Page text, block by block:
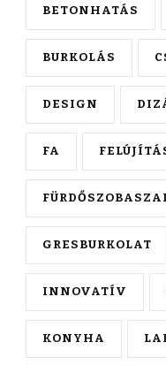
BETONHATÁS
BURKOLÁS
DESIGN
FA
GRESBURKOLAT
INNOVATÍV
KONYHA